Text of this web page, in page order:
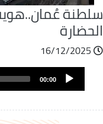
16/12/2025
ملفAudio
Player
00:00